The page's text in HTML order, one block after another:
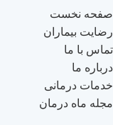
صفحه نخست
رضایت بیماران
تماس با ما
درباره ما
خدمات درمانی
مجله ماه درمان